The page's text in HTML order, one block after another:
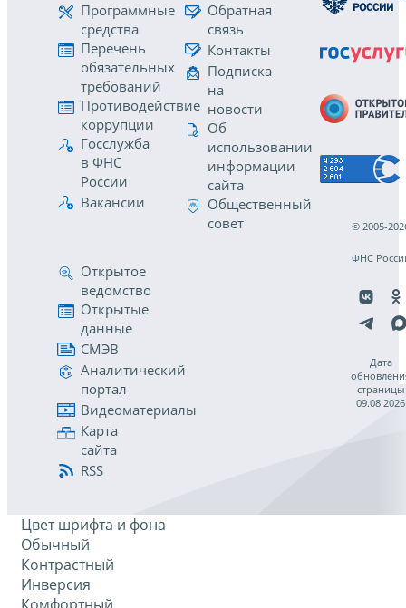
Программные
средства
Перечень
обязательных
требований
Противодействие
коррупции
Госслужба
в ФНС
России
Вакансии
Обратная
связь
Контакты
Подписка
на
новости
Об
использовании
информации
сайта
Общественный
совет
Открытое
ведомство
Открытые
данные
СМЭВ
Аналитический
портал
Видеоматериалы
Карта
сайта
RSS
© 2005-
ФНС
Дата
страницы
09.08.2026
Цвет шрифта и фона
Обычный
Контрастный
Инверсия